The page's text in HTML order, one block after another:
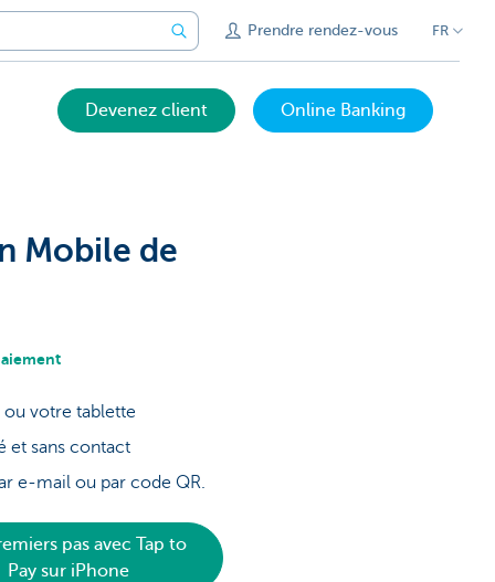
Prendre rendez-vous FR
Devenez client Online Banking
Mobile de
votre tablette
et sans contact
e-mail ou par code QR.
pas avec Tap to
Pay sur iPhone